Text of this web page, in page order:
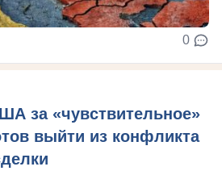
0
за «чувствительное»
выйти из конфликта